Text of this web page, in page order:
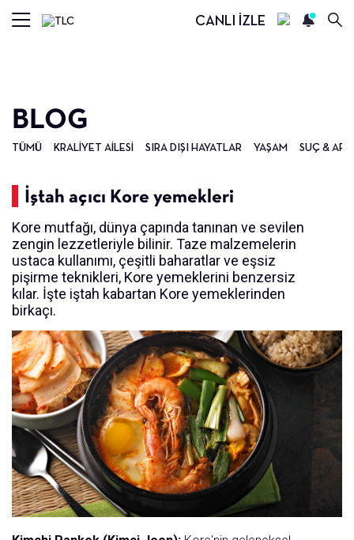
CANLI İZLE
BLOG
TÜMÜ KRALIYET AILESI SIRA DIŞI HAYATLAR YAŞAM SUÇ &
İştah açıcı Kore yemekleri
Kore mutfağı, dünya çapında tanınan ve sevilen
zengin lezzetleriyle bilinir. Taze malzemelerin
ustaca kullanımı, çeşitli baharatlar ve eşsiz
pişirme teknikleri, Kore yemeklerini benzersiz
kılar. İşte iştah kabartan Kore yemeklerinden
birkaçı.